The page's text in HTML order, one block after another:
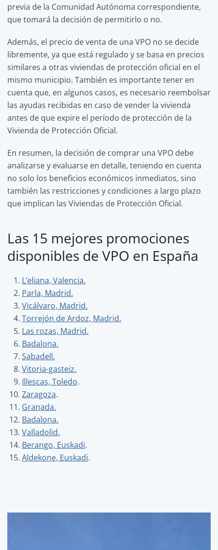
previa de la Comunidad Autónoma correspondiente,
que tomará la decisión de permitirlo o no.
Además, el precio de venta de una VPO no se decide
libremente, ya que está regulado y se basa en precios
similares a otras viviendas de protección oficial en el
mismo municipio. También es importante tener en
cuenta que, en algunos casos, es necesario reembolsar
las ayudas recibidas en caso de vender la vivienda
antes de que expire el período de protección de la
Vivienda de Protección Oficial.
En resumen, la decisión de comprar una VPO debe
analizarse y evaluarse en detalle, teniendo en cuenta
no solo los beneficios económicos inmediatos, sino
también las restricciones y condiciones a largo plazo
que implican las Viviendas de Protección Oficial.
Las 15 mejores promociones
disponibles de VPO en España
L’eliana, Valencia.
Parla, Madrid.
Vicálvaro, Madrid.
Torrejón de Ardoz, Madrid.
Las rozas, Madrid.
Badalona.
Sabadell.
Vitoria-gasteiz.
Illescas, Toledo.
Zaragoza.
Granada.
Badalona.
Valladolid.
Berango, Euskadi.
Aldekone, Euskadi.